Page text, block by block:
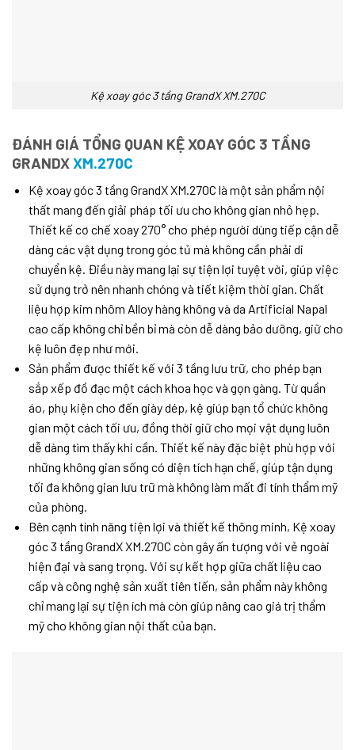
Kệ xoay góc 3 tầng GrandX XM.270C
ĐÁNH GIÁ TỔNG QUAN KỆ XOAY GÓC 3 TẦNG
GRANDXXM.270C
Kệ xoay góc 3 tầng GrandX XM.270C là một sản phẩm nội
thất mang đến giải pháp tối ưu cho không gian nhỏ hẹp.
Thiết kế cơ chế xoay 270° cho phép người dùng tiếp cận dễ
dàng các vật dụng trong góc tủ mà không cần phải di
chuyển kệ. Điều này mang lại sự tiện lợi tuyệt vời, giúp việc
sử dụng trở nên nhanh chóng và tiết kiệm thời gian. Chất
liệu hợp kim nhôm Alloy hàng không và da Artificial Napal
cao cấp không chỉ bền bỉ mà còn dễ dàng bảo dưỡng, giữ cho
kệ luôn đẹp như mới.
Sản phẩm được thiết kế với 3 tầng lưu trữ, cho phép bạn
sắp xếp đồ đạc một cách khoa học và gọn gàng. Từ quần
áo, phụ kiện cho đến giày dép, kệ giúp bạn tổ chức không
gian một cách tối ưu, đồng thời giữ cho mọi vật dụng luôn
dễ dàng tìm thấy khi cần. Thiết kế này đặc biệt phù hợp với
những không gian sống có diện tích hạn chế, giúp tận dụng
tối đa không gian lưu trữ mà không làm mất đi tính thẩm mỹ
của phòng.
Bên cạnh tính năng tiện lợi và thiết kế thông minh, Kệ xoay
góc 3 tầng GrandX XM.270C còn gây ấn tượng với vẻ ngoài
hiện đại và sang trọng. Với sự kết hợp giữa chất liệu cao
cấp và công nghệ sản xuất tiên tiến, sản phẩm này không
chỉ mang lại sự tiện ích mà còn giúp nâng cao giá trị thẩm
mỹ cho không gian nội thất của bạn.